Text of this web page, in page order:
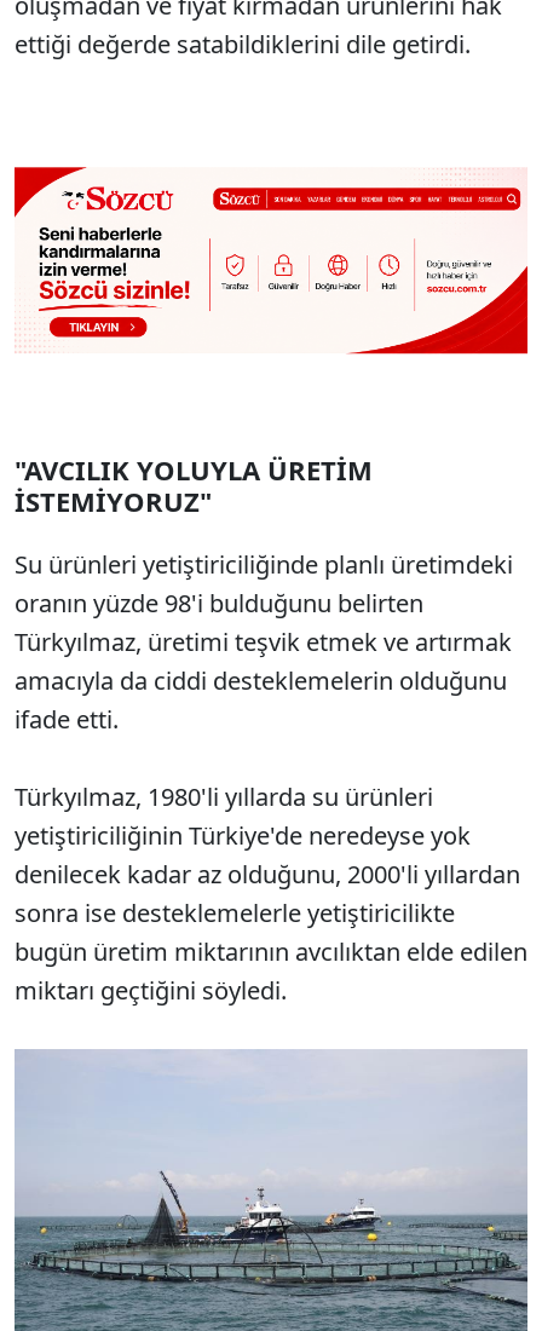
ettiği değerde satabildiklerini dile getirdi.
"AVCILIK YOLUYLA ÜRETİM
İSTEMİYORUZ"
Su ürünleri yetiştiriciliğinde planlı üretimdeki
oranın yüzde 98'i bulduğunu belirten
Türkyılmaz, üretimi teşvik etmek ve artırmak
amacıyla da ciddi desteklemelerin olduğunu
ifade etti.
Türkyılmaz, 1980'li yıllarda su ürünleri
yetiştiriciliğinin Türkiye'de neredeyse yok
denilecek kadar az olduğunu, 2000'li yıllardan
sonra ise desteklemelerle yetiştiricilikte
bugün üretim miktarının avcılıktan elde edilen
miktarı geçtiğini söyledi.